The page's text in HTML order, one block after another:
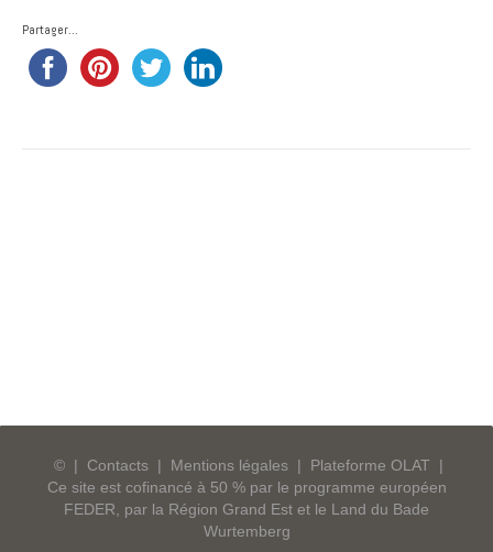
Partager...
© | Contacts | Mentions légales | Plateforme OLAT
|
Ce site est cofinancé à 50 % par le programme européen
FEDER, par la Région Grand Est et le Land du Bade
Wurtemberg